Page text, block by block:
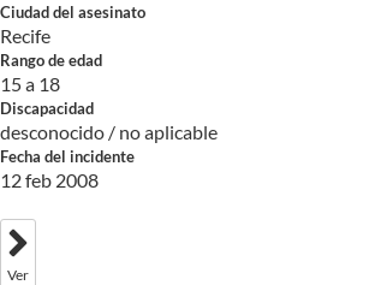
Ciudad del asesinato
Recife
Rango de edad
15 a 18
Discapacidad
desconocido / no aplicable
Fecha del incidente
12 feb 2008
Ver